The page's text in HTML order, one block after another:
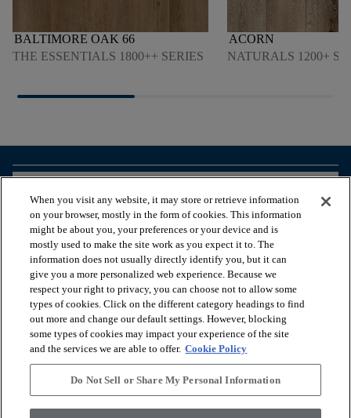
BALTIMORE OAK 66
THE ESSENTIALS 1800++ SERIES
ACORN
NATURALS 1200+
HANDIGE TOOLS
ONZE DIENSTEN
OVER ONS
When you visit any website, it may store or retrieve information
on your browser, mostly in the form of cookies. This information
might be about you, your preferences or your device and is
mostly used to make the site work as you expect it to. The
information does not usually directly identify you, but it can
give you a more personalized web experience. Because we
respect your right to privacy, you can choose not to allow some
types of cookies. Click on the different category headings to find
out more and change our default settings. However, blocking
some types of cookies may impact your experience of the site
and the services we are able to offer. Cookie Policy
Do Not Sell or Share My Personal Information